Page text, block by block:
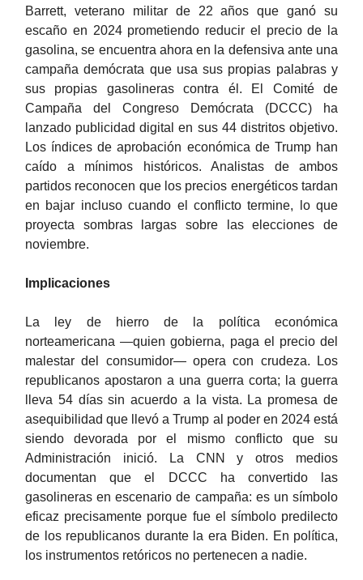
Barrett, veterano militar de 22 años que ganó su
escaño en 2024 prometiendo reducir el precio de la
gasolina, se encuentra ahora en la defensiva ante una
campaña demócrata que usa sus propias palabras y
sus propias gasolineras contra él. El Comité de
Campaña del Congreso Demócrata (DCCC) ha
lanzado publicidad digital en sus 44 distritos objetivo.
Los índices de aprobación económica de Trump han
caído a mínimos históricos. Analistas de ambos
partidos reconocen que los precios energéticos tardan
en bajar incluso cuando el conflicto termine, lo que
proyecta sombras largas sobre las elecciones de
noviembre.
Implicaciones
La ley de hierro de la política económica
norteamericana —quien gobierna, paga el precio del
malestar del consumidor— opera con crudeza. Los
republicanos apostaron a una guerra corta; la guerra
lleva 54 días sin acuerdo a la vista. La promesa de
asequibilidad que llevó a Trump al poder en 2024 está
siendo devorada por el mismo conflicto que su
Administración inició. La CNN y otros medios
documentan que el DCCC ha convertido las
gasolineras en escenario de campaña: es un símbolo
eficaz precisamente porque fue el símbolo predilecto
de los republicanos durante la era Biden. En política,
los instrumentos retóricos no pertenecen a nadie.